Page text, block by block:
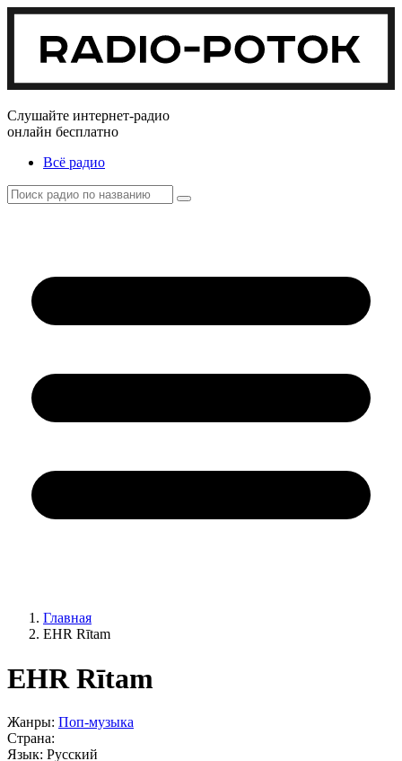
Слушайте интернет-радио
онлайн бесплатно
Всё радио
Главная
EHR Rītam
EHR Rītam
Жанры: Поп-музыка
Страна:
Язык: Русский